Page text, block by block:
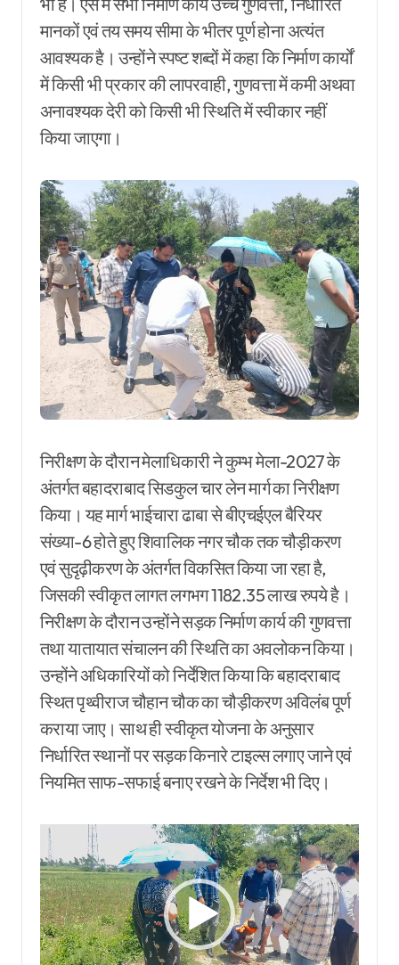
मानकों एवं तय समय सीमा के भीतर पूर्ण होना अत्यंत
आवश्यक है। उन्होंने स्पष्ट शब्दों में कहा कि निर्माण कार्यों
में किसी भी प्रकार की लापरवाही, गुणवत्ता में कमी अथवा
अनावश्यक देरी को किसी भी स्थिति में स्वीकार नहीं
किया जाएगा।
निरीक्षण के दौरान मेलाधिकारी ने कुम्भ मेला-2027 के
अंतर्गत बहादराबाद सिडकुल चार लेन मार्ग का निरीक्षण
किया। यह मार्ग भाईचारा ढाबा से बीएचईएल बैरियर
संख्या-6 होते हुए शिवालिक नगर चौक तक चौड़ीकरण
एवं सुदृढ़ीकरण के अंतर्गत विकसित किया जा रहा है,
जिसकी स्वीकृत लागत लगभग 1182.35 लाख रुपये है।
निरीक्षण के दौरान उन्होंने सड़क निर्माण कार्य की गुणवत्ता
तथा यातायात संचालन की स्थिति का अवलोकन किया।
उन्होंने अधिकारियों को निर्देशित किया कि बहादराबाद
स्थित पृथ्वीराज चौहान चौक का चौड़ीकरण अविलंब पूर्ण
कराया जाए। साथ ही स्वीकृत योजना के अनुसार
निर्धारित स्थानों पर सड़क किनारे टाइल्स लगाए जाने एवं
नियमित साफ-सफाई बनाए रखने के निर्देश भी दिए।
Video
Player